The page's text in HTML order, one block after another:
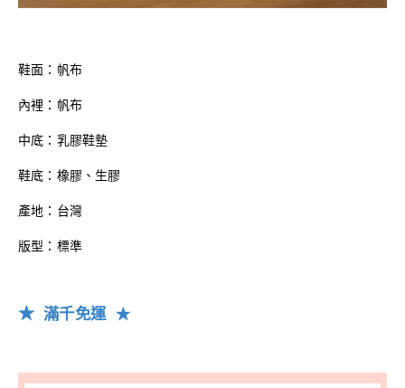
鞋面：帆布
內裡：帆布
中底：乳膠鞋墊
鞋底：橡膠、生膠
產地：台灣
版型：標準
★ 滿千免運 ★